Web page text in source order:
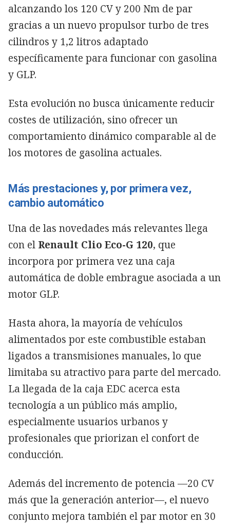
alcanzando los 120 CV y 200 Nm de par
gracias a un nuevo propulsor turbo de tres
cilindros y 1,2 litros adaptado
específicamente para funcionar con gasolina
y GLP.
Esta evolución no busca únicamente reducir
costes de utilización, sino ofrecer un
comportamiento dinámico comparable al de
los motores de gasolina actuales.
Más prestaciones y, por primera vez,
cambio automático
Una de las novedades más relevantes llega
con el Renault Clio Eco-G 120, que
incorpora por primera vez una caja
automática de doble embrague asociada a un
motor GLP.
Hasta ahora, la mayoría de vehículos
alimentados por este combustible estaban
ligados a transmisiones manuales, lo que
limitaba su atractivo para parte del mercado.
La llegada de la caja EDC acerca esta
tecnología a un público más amplio,
especialmente usuarios urbanos y
profesionales que priorizan el confort de
conducción.
Además del incremento de potencia —20 CV
más que la generación anterior—, el nuevo
conjunto mejora también el par motor en 30